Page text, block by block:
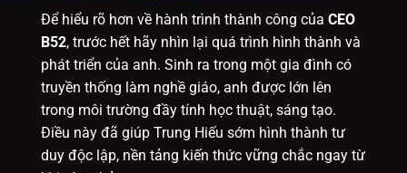
Để hiểu rõ hơn về hành trình thành công của CEO
B52, trước hết hãy nhìn lại quá trình hình thành và
phát triển của anh. Sinh ra trong một gia đình có
truyền thống làm nghề giáo, anh được lớn lên
trong môi trường đầy tính học thuật, sáng tạo.
Điều này đã giúp Trung Hiếu sớm hình thành tư
duy độc lập, nền tảng kiến thức vững chắc ngay từ